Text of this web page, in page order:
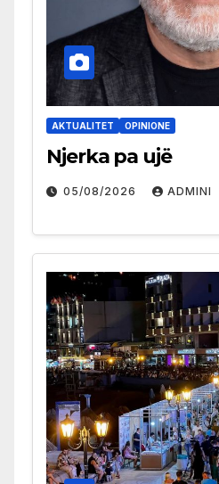
AKTUALITET OPINIONE
Njerka pa ujë
05/08/2026 ADMINI